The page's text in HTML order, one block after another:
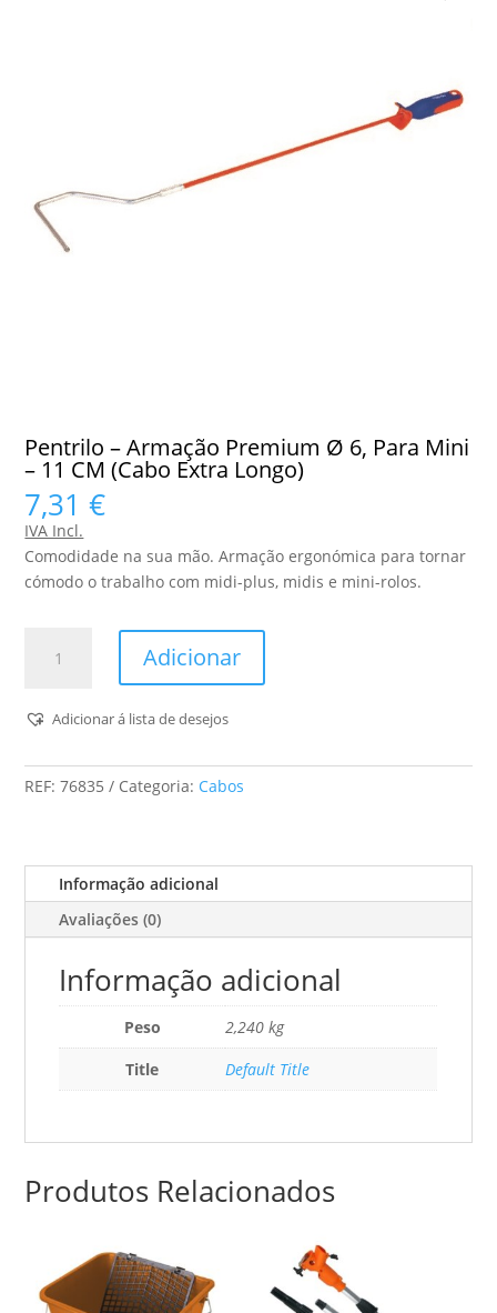
Pentrilo – Armação Premium Ø 6, Para Mini
– 11 CM (Cabo Extra Longo)
7,31€
IVA Incl.
Comodidade na sua mão. Armação ergonómica para tornar
cómodo o trabalho com midi-plus, midis e mini-rolos.
-
Premium
Ø
Mini
(Cabo
Extra
Adicionar
Adicionar á lista de desejos
REF:76835 Categoria: Cabos
Informação adicional
Avaliações (0)
Informação adicional
Peso
2,240 kg
Title
Default Title
Produtos Relacionados